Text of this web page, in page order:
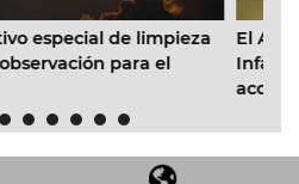
El Ayuntamiento inicia la
Infantil Municipal Pardalets e
acondicionado en todas las aulas